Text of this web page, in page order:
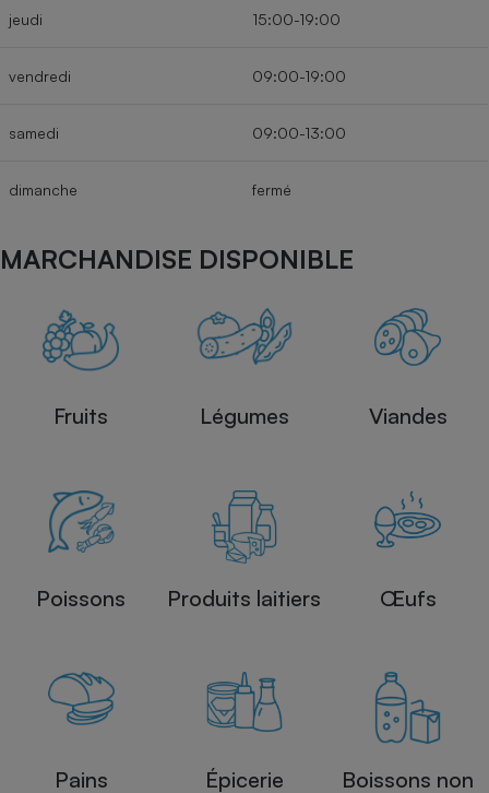
jeudi 15:00-19:00
vendredi 09:00-19:00
samedi 09:00-13:00
dimanche fermé
MARCHANDISE DISPONIBLE
Fruits Légumes Viandes
Poissons Produits laitiers Œufs
Pains Épicerie
Boissons non
Robot ménager